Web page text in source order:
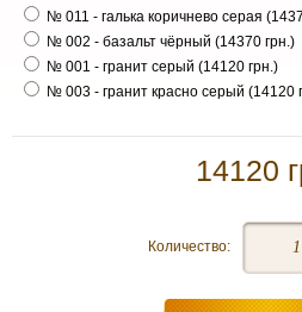
№ 011 - галька коричнево серая
№ 002 - базальт чёрный (14370 грн.)
№ 001 - гранит серый (14120 грн.)
№ 003 - гранит красно серый (14120
14120
Количество: